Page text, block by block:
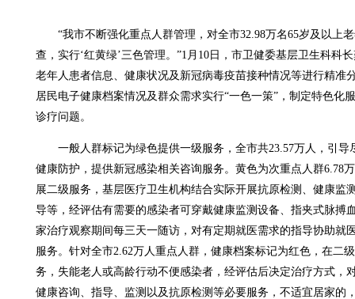
“我市不断强化重点人群管理，对全市32.98万名65岁及以上
查，实行‘红黄绿’三色管理。”1月10日，市卫健委基层卫生科科
老年人患者信息、健康状况及新冠病毒疫苗接种情况等进行精准
居民电子健康档案情况及群众需求实行“一色一策”，制定特色化
诊疗问题。
一般人群标记为绿色提供一级服务，全市共23.57万人，引导
健康防护，提供新冠感染相关咨询服务。黄色为次重点人群6.78
展二级服务，基层医疗卫生机构结合实际开展抗原检测、健康监
导等，经评估有需要的感染者可穿戴健康监测设备、指夹式脉搏
家治疗观察期间每三天一随访，对有定期就医需求的指导协助就
服务。针对全市2.62万人重点人群，健康档案标记为红色，在二
务，失能老人或高龄行动不便感染者，经评估后决定治疗方式，
健康咨询、指导、监测以及抗原检测等必要服务，不适宜居家的